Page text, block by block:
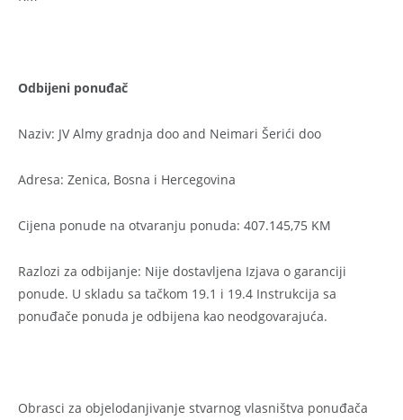
Odbijeni ponuđač
Naziv: JV Almy gradnja doo and Neimari Šerići doo
Adresa: Zenica, Bosna i Hercegovina
Cijena ponude na otvaranju ponuda: 407.145,75 KM
Razlozi za odbijanje: Nije dostavljena Izjava o garanciji
ponude. U skladu sa tačkom 19.1 i 19.4 Instrukcija sa
ponuđače ponuda je odbijena kao neodgovarajuća.
Obrasci za objelodanjivanje stvarnog vlasništva ponuđača